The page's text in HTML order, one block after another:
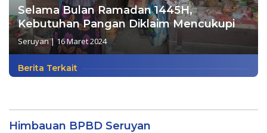
Selama Bulan Ramadan 1445H,
Kebutuhan Pangan Diklaim Mencukupi
Seruyan|16 Maret 2024
Berita Terkait
Himbauan BPBD Seruyan